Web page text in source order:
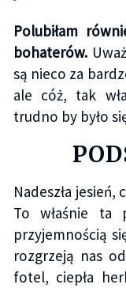
Polubiłam
bohaterów.
są nieco za
ale cóż, tak
trudno by było
Nadeszła
To właśnie ta
przyjemnością
rozgrzeją nas
fotel, ciepła